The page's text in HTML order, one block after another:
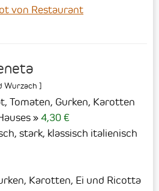
von Restaurant
Wurzach ]
Tomaten, Gurken, Karotten
4,30 €
stark, klassisch italienisch
Karotten, Ei und Ricotta